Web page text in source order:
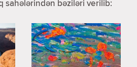
sahələrindən bəziləri verilib: